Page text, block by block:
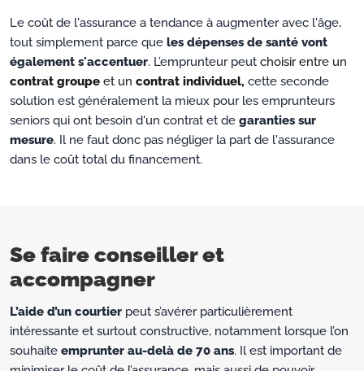
Le coût de l'assurance a tendance à augmenter avec l'âge,
tout simplement parce que les dépenses de santé vont
également s'accentuer. L’emprunteur peut choisir entre un
contrat groupe et un contrat individuel, cette seconde
solution est généralement la mieux pour les emprunteurs
seniors qui ont besoin d'un contrat et de garanties sur
mesure. Il ne faut donc pas négliger la part de l'assurance
dans le coût total du financement.
Se faire conseiller et
accompagner
L’aide d’un courtier peut s’avérer particulièrement
intéressante et surtout constructive, notamment lorsque l’on
souhaite emprunter au-delà de 70 ans. Il est important de